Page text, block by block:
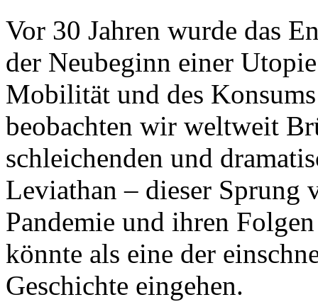
Vor 30 Jahren wurde das
der Neubeginn einer
Mobilität und des
beobachten wir weltweit
schleichenden und
Leviathan – dieser Sprung
Pandemie und ihren
könnte als eine der
Geschichte eingehen.